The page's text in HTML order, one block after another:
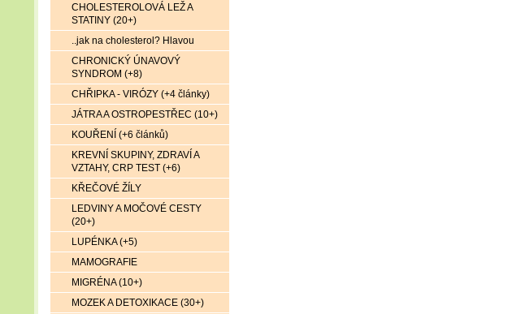
CHOLESTEROLOVÁ LEŽ A
STATINY (20+)
..jak na cholesterol? Hlavou
CHRONICKÝ ÚNAVOVÝ
SYNDROM (+8)
CHŘIPKA - VIRÓZY (+4 články)
JÁTRA A OSTROPESTŘEC (10+)
KOUŘENÍ (+6 článků)
KREVNÍ SKUPINY, ZDRAVÍ A
VZTAHY, CRP TEST (+6)
KŘEČOVÉ ŽÍLY
LEDVINY A MOČOVÉ CESTY
(20+)
LUPÉNKA (+5)
MAMOGRAFIE
MIGRÉNA (10+)
MOZEK A DETOXIKACE (30+)